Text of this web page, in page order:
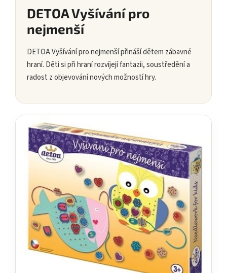
DETOA Vyšívání pro
nejmenší
DETOA Vyšívání pro nejmenší přináší dětem zábavné
hraní. Děti si při hraní rozvíjejí fantazii, soustředění a
radost z objevování nových možností hry.